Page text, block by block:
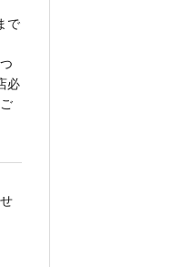
で
必